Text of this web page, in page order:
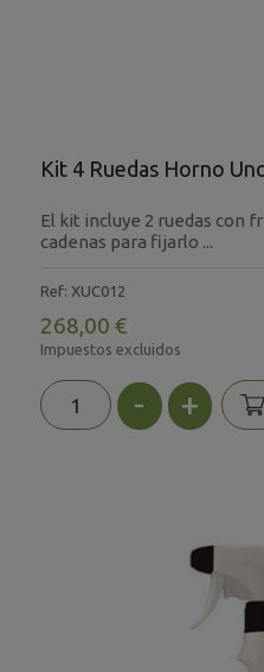
Kit 4 Ruedas Horno
El kit incluye 2 ruedas con
cadenas para fijarlo ...
Ref: XUC012
268,00 €
Impuestos excluidos
- +